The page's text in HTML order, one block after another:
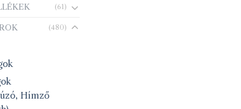
(61)
(480)
Hímző